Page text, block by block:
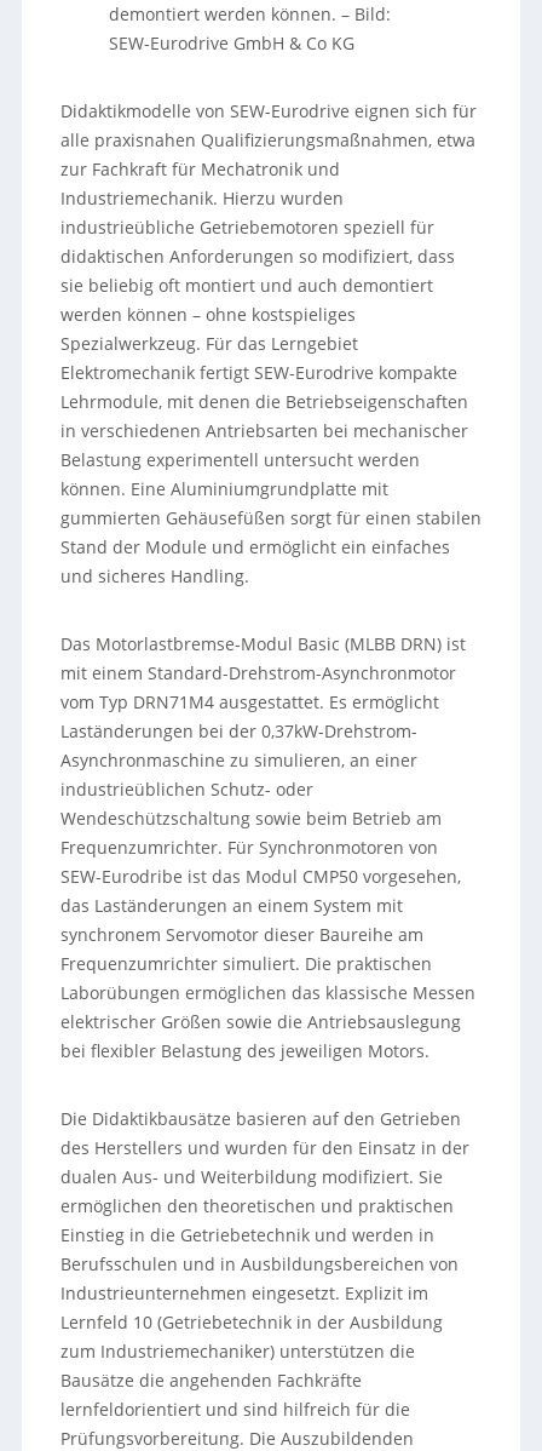
demontiert werden können. – Bild:
SEW-Eurodrive GmbH & Co KG
Didaktikmodelle von SEW-Eurodrive eignen sich für
alle praxisnahen Qualifizierungsmaßnahmen, etwa
zur Fachkraft für Mechatronik und
Industriemechanik. Hierzu wurden
industrieübliche Getriebemotoren speziell für
didaktischen Anforderungen so modifiziert, dass
sie beliebig oft montiert und auch demontiert
werden können – ohne kostspieliges
Spezialwerkzeug. Für das Lerngebiet
Elektromechanik fertigt SEW-Eurodrive kompakte
Lehrmodule, mit denen die Betriebseigenschaften
in verschiedenen Antriebsarten bei mechanischer
Belastung experimentell untersucht werden
können. Eine Aluminiumgrundplatte mit
gummierten Gehäusefüßen sorgt für einen stabilen
Stand der Module und ermöglicht ein einfaches
und sicheres Handling.
Das Motorlastbremse-Modul Basic (MLBB DRN) ist
mit einem Standard-Drehstrom-Asynchronmotor
vom Typ DRN71M4 ausgestattet. Es ermöglicht
Laständerungen bei der 0,37kW-Drehstrom-
Asynchronmaschine zu simulieren, an einer
industrieüblichen Schutz- oder
Wendeschützschaltung sowie beim Betrieb am
Frequenzumrichter. Für Synchronmotoren von
SEW-Eurodribe ist das Modul CMP50 vorgesehen,
das Laständerungen an einem System mit
synchronem Servomotor dieser Baureihe am
Frequenzumrichter simuliert. Die praktischen
Laborübungen ermöglichen das klassische Messen
elektrischer Größen sowie die Antriebsauslegung
bei flexibler Belastung des jeweiligen Motors.
Die Didaktikbausätze basieren auf den Getrieben
des Herstellers und wurden für den Einsatz in der
dualen Aus- und Weiterbildung modifiziert. Sie
ermöglichen den theoretischen und praktischen
Einstieg in die Getriebetechnik und werden in
Berufsschulen und in Ausbildungsbereichen von
Industrieunternehmen eingesetzt. Explizit im
Lernfeld 10 (Getriebetechnik in der Ausbildung
zum Industriemechaniker) unterstützen die
Bausätze die angehenden Fachkräfte
lernfeldorientiert und sind hilfreich für die
Prüfungsvorbereitung. Die Auszubildenden